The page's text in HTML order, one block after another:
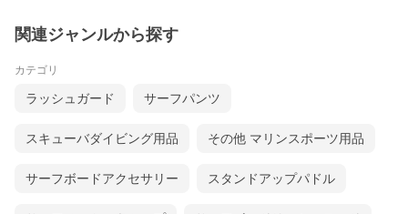
関連ジャンルから探す
カテゴリ
ラッシュガード サーフパンツ
スキューバダイビング用品 その他 マリンスポーツ用品
サーフボードアクセサリー スタンドアップパドル